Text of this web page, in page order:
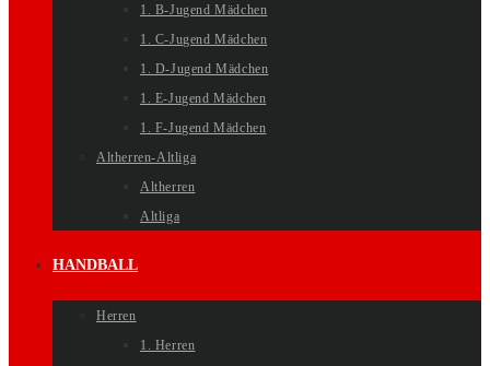
1. B-Jugend Mädchen
1. C-Jugend Mädchen
1. D-Jugend Mädchen
1. E-Jugend Mädchen
1. F-Jugend Mädchen
Altherren-Altliga
Altherren
Altliga
HANDBALL
Herren
1. Herren